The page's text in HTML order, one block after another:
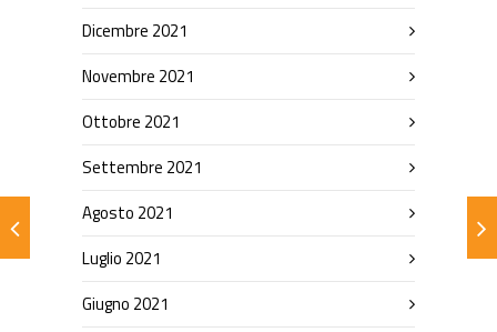
Dicembre 2021
Novembre 2021
Ottobre 2021
Settembre 2021
Agosto 2021
Luglio 2021
Giugno 2021